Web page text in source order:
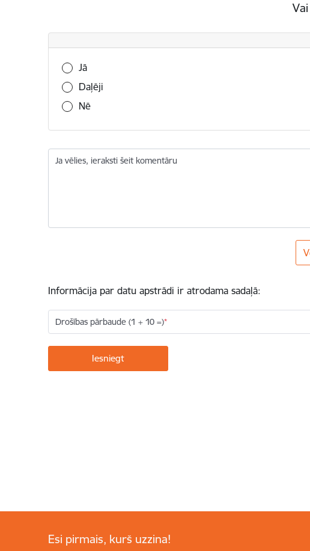
Vai šī informācija bija noderīga?
Jā
Daļēji
Nē
Ja vēlies, ieraksti šeit komentāru
Informācija par datu apstrādi ir atrodama sadaļā:
Drošības pārbaude (1 + 10 =)
Esi pirmais, kurš uzzina!